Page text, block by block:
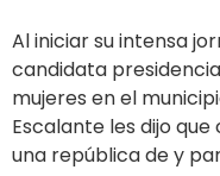
Al iniciar su intensa
candidata
mujeres en el
Escalante les dijo
una república de y